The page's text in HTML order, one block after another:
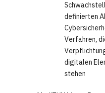
definierten
Verfahren,
digitalen
stehen